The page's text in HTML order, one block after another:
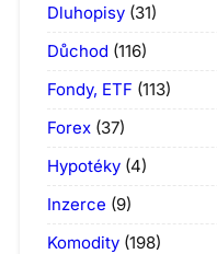
Dluhopisy (31)
Důchod (116)
Fondy, ETF (113)
Forex (37)
Hypotéky (4)
Inzerce (9)
Komodity (198)